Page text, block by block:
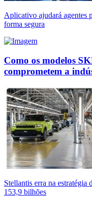
Aplicativo ajudará agentes
forma segura
Como os modelos
comprometem a
Stellantis erra na estratégia
153,9 bilhões